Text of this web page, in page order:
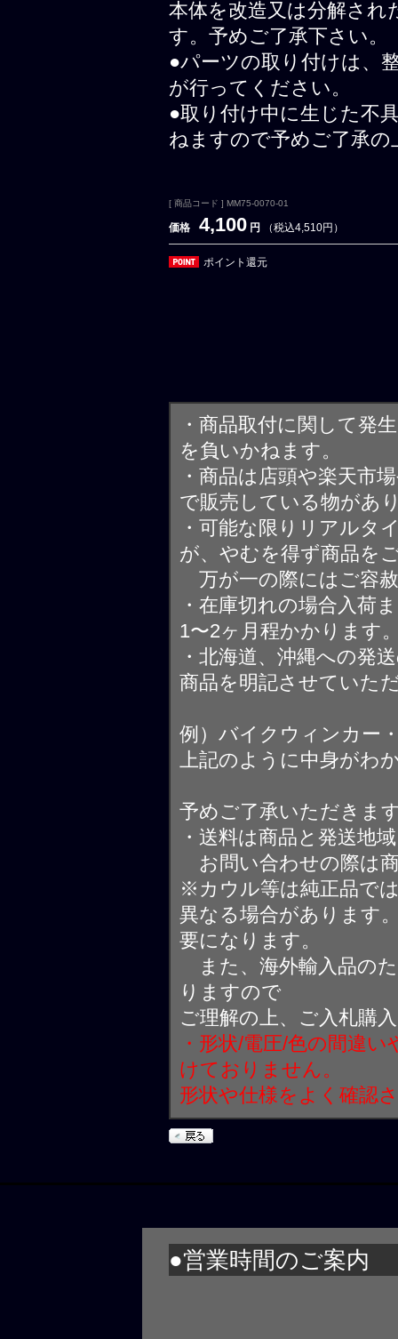
本体を改造又は分解され
す。予めご了承下さい。
●パーツの取り付けは、
が行ってください。
●取り付け中に生じた不
ねますので予めご了承
[ 商品コード ] MM75-0070-01
価格 4,100 円 （税込4,510円）
ポイント還元
・商品取付に関して発
を負いかねます。
・商品は店頭や楽天市
で販売している物があ
・可能な限りリアルタ
が、やむを得ず商品を
万が一の際にはご容
・在庫切れの場合入荷
1〜2ヶ月程かかります
・北海道、沖縄への発
商品を明記させていた
例）バイクウィンカー
上記のように中身がわ
予めご了承いただきま
・送料は商品と発送地
お問い合わせの際は
※カウル等は純正品で
異なる場合があります
要になります。
また、海外輸入品の
りますので
ご理解の上、ご入札購
・形状/電圧/色の間違
けておりません。
形状や仕様をよく確認
●営業時間のご案内